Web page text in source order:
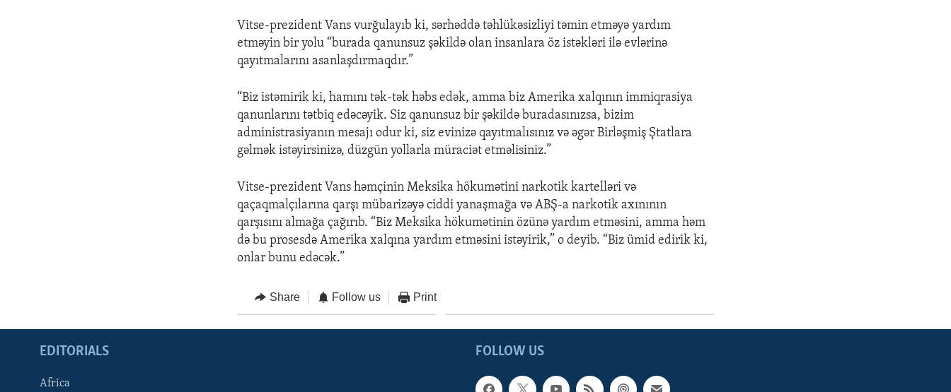
Vitse-prezident Vans vurğulayıb ki, sərhəddə təhlükəsizliyi təmin etməyə yardım
etməyin bir yolu “burada qanunsuz şəkildə olan insanlara öz istəkləri ilə evlərinə
qayıtmalarını asanlaşdırmaqdır.”
“Biz istəmirik ki, hamını tək-tək həbs edək, amma biz Amerika xalqının immiqrasiya
qanunlarını tətbiq edəcəyik. Siz qanunsuz bir şəkildə buradasınızsa, bizim
administrasiyanın mesajı odur ki, siz evinizə qayıtmalısınız və əgər Birləşmiş Ştatlara
gəlmək istəyirsinizə, düzgün yollarla müraciət etməlisiniz.”
Vitse-prezident Vans həmçinin Meksika hökumətini narkotik kartelləri və
qaçaqmalçılarına qarşı mübarizəyə ciddi yanaşmağa və ABŞ-a narkotik axınının
qarşısını almağa çağırıb. “Biz Meksika hökumətinin özünə yardım etməsini, amma həm
də bu prosesdə Amerika xalqına yardım etməsini istəyirik,” o deyib. “Biz ümid edirik ki,
onlar bunu edəcək.”
Share Follow us Print
FOLLOW US
EDITORIALS
Africa